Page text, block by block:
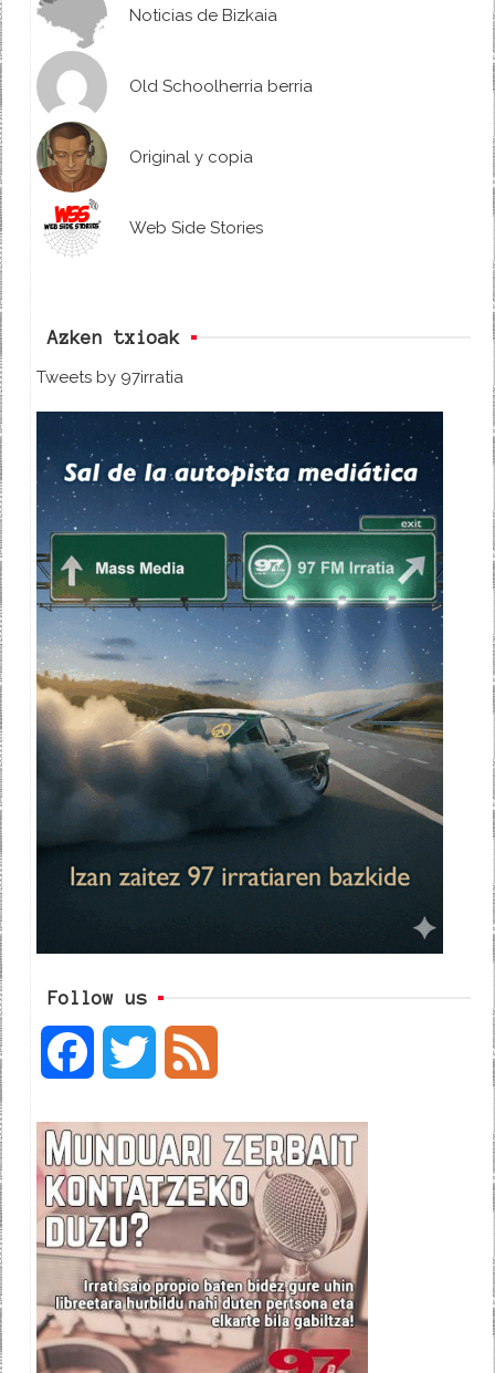
Noticias de Bizkaia
Old Schoolherria berria
Original y copia
Web Side Stories
Azken txioak
Tweets by 97irratia
Follow us
c
e
b
o
i
t
t
e
e
d